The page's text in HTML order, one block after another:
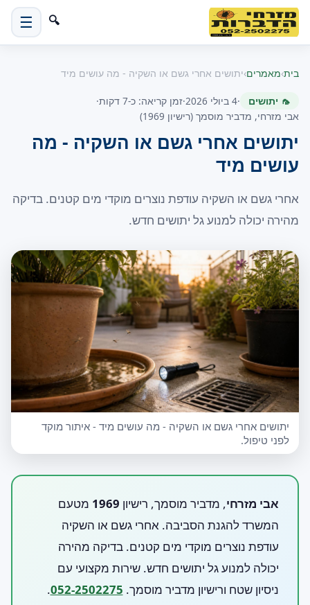
🔍
☰
בית›מאמרים›יתושים אחרי גשם או השקיה - מה עושים מיד
🦟 יתושים ·4 ביולי 2026 ·זמן קריאה: כ-7 דקות
·
אבי מזרחי, מדביר מוסמך (רישיון 1969)
יתושים אחרי גשם או השקיה - מה
עושים מיד
אחרי גשם או השקיה עודפת נוצרים מוקדי מים קטנים. בדיקה
מהירה יכולה למנוע גל יתושים חדש.
יתושים אחרי גשם או השקיה - מה עושים מיד - איתור מוקד
לפני טיפול.
אבי מזרחי, מדביר מוסמך, רישיון 1969 מטעם
המשרד להגנת הסביבה. אחרי גשם או השקיה
עודפת נוצרים מוקדי מים קטנים. בדיקה מהירה
יכולה למנוע גל יתושים חדש. שירות מקצועי עם
ניסיון שטח ורישיון מדביר מוסמך. 052-2502275
.